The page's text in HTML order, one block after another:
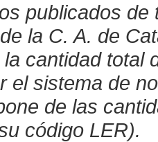
publicados
la C. A. de
cantidad total
el sistema de
de las
código LER).